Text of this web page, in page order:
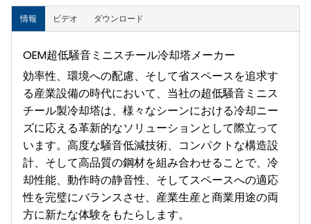
情報 ビデオ ダウンロード
OEM超低騒音ミニスチール冷却塔メーカー
効率性、環境への配慮、そして省スペースを追求す
る産業設備の時代において、当社の超低騒音ミニス
チール製冷却塔は、様々なシーンにおける冷却ニー
ズに応える革新的なソリューションとして際立って
います。高度な騒音低減技術、コンパクトな構造設
計、そして高品質の鋼材を組み合わせることで、冷
却性能、動作時の静音性、そしてスペースへの適応
性を完璧にバランスさせ、産業生産と商業用途の両
方に新たな体験をもたらします。